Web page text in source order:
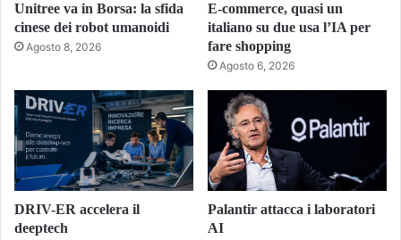
Unitree va in Borsa: la sfida
cinese dei robot umanoidi
Agosto 8, 2026
E-commerce, quasi un
italiano su due usa l’IA per
fare shopping
Agosto 6, 2026
DRIV-ER accelera il
deeptech
Palantir attacca i laboratori
AI